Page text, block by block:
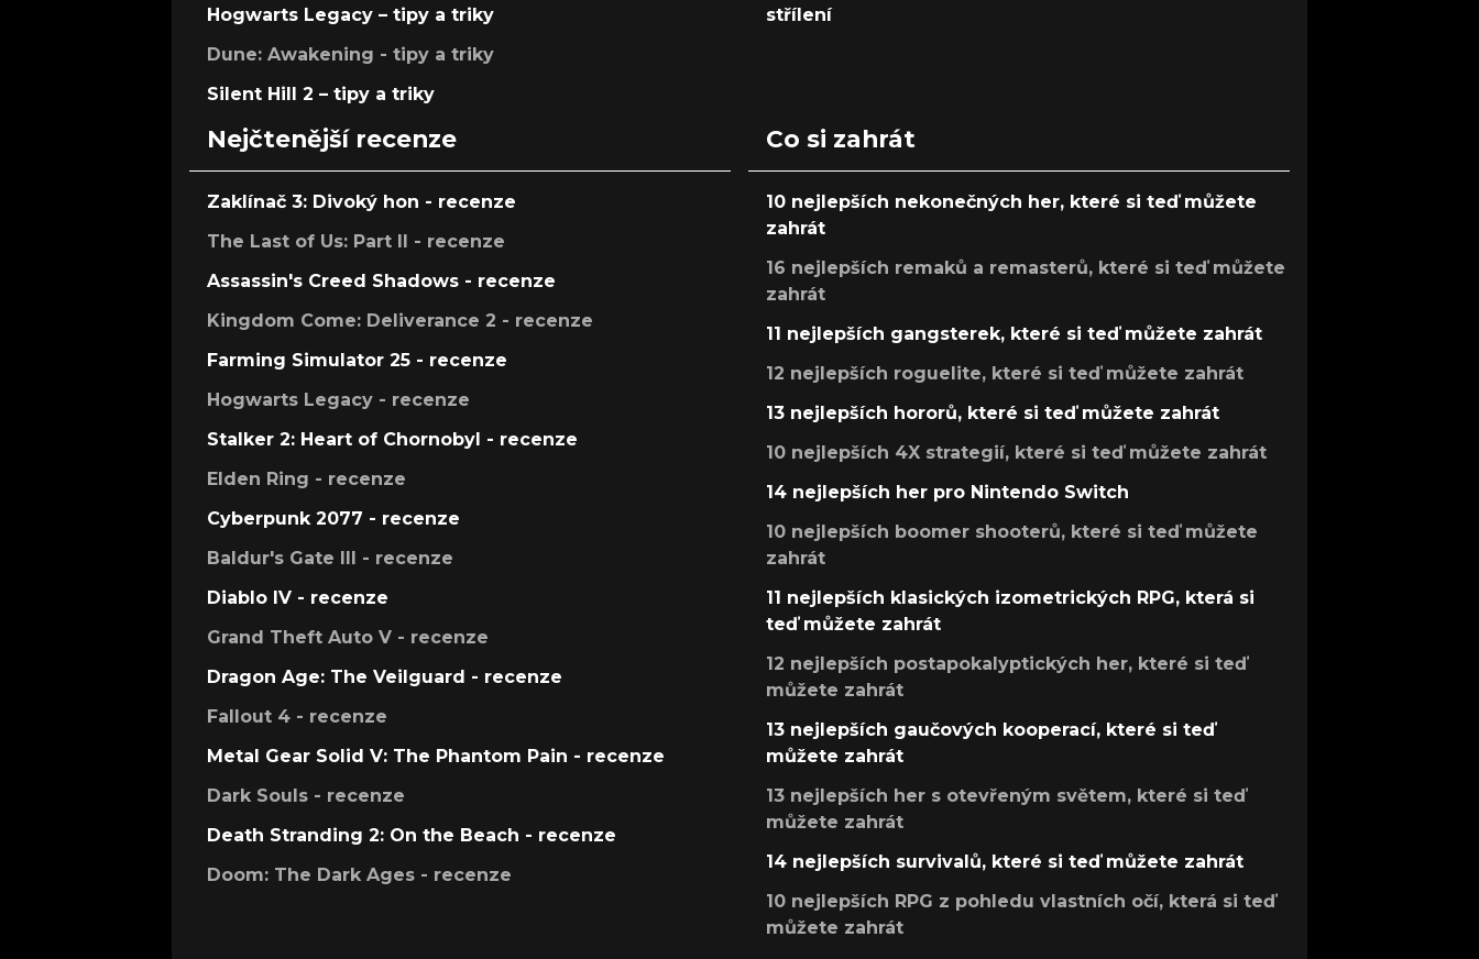
Hogwarts Legacy – tipy a triky
Dune: Awakening - tipy a triky
Silent Hill 2 – tipy a triky
střílení
Nejčtenější recenze
Zaklínač 3: Divoký hon - recenze
The Last of Us: Part II - recenze
Assassin's Creed Shadows - recenze
Kingdom Come: Deliverance 2 - recenze
Farming Simulator 25 - recenze
Hogwarts Legacy - recenze
Stalker 2: Heart of Chornobyl - recenze
Elden Ring - recenze
Cyberpunk 2077 - recenze
Baldur's Gate III - recenze
Diablo IV - recenze
Grand Theft Auto V - recenze
Dragon Age: The Veilguard - recenze
Fallout 4 - recenze
Metal Gear Solid V: The Phantom Pain - recenze
Dark Souls - recenze
Death Stranding 2: On the Beach - recenze
Doom: The Dark Ages - recenze
Co si zahrát
10 nejlepších nekonečných her, které si teď můžete
zahrát
16 nejlepších remaků a remasterů, které si teď můžete
zahrát
11 nejlepších gangsterek, které si teď můžete zahrát
12 nejlepších roguelite, které si teď můžete zahrát
13 nejlepších hororů, které si teď můžete zahrát
10 nejlepších 4X strategií, které si teď můžete zahrát
14 nejlepších her pro Nintendo Switch
10 nejlepších boomer shooterů, které si teď můžete
zahrát
11 nejlepších klasických izometrických RPG, která si
teď můžete zahrát
12 nejlepších postapokalyptických her, které si teď
můžete zahrát
13 nejlepších gaučových kooperací, které si teď
můžete zahrát
13 nejlepších her s otevřeným světem, které si teď
můžete zahrát
14 nejlepších survivalů, které si teď můžete zahrát
10 nejlepších RPG z pohledu vlastních očí, která si teď
můžete zahrát